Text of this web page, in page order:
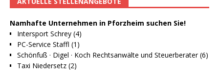
Namhafte Unternehmen in Pforzheim suchen Sie!
Intersport Schrey (4)
PC-Service Staffl (1)
Schönfuß · Digel · Koch Rechtsanwälte und Steuerberater (6)
Taxi Niedersetz (2)